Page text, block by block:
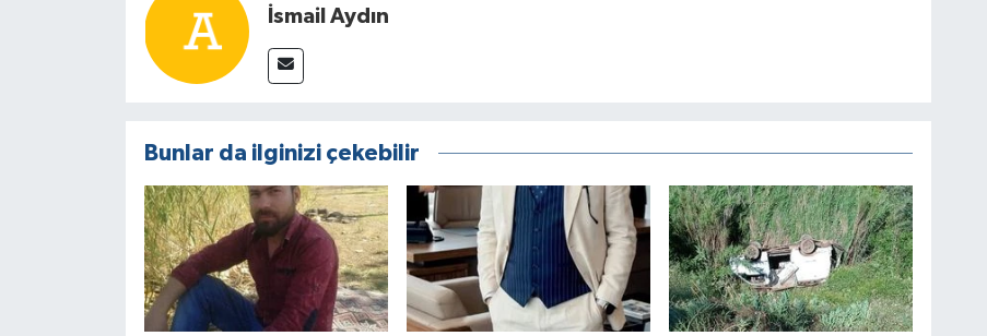
İsmail Aydın
Bunlar da ilginizi çekebilir